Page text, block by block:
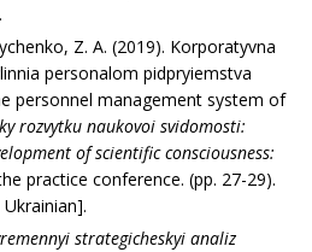
Z. A. (2019). Korporatyvna
personalom pidpryiemstva
personnel management system of
rozvytku naukovoi svidomosti:
of scientific consciousness:
practice conference. (pp. 27-29).
strategicheskyi analiz